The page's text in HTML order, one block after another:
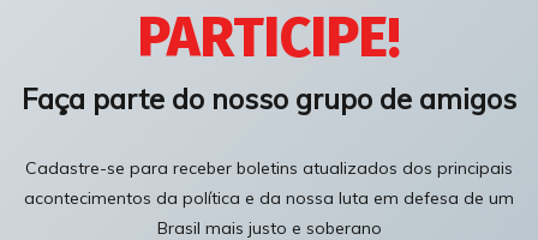
PARTICIPE!
Faça parte do nosso grupo de amigos
Cadastre-se para receber boletins atualizados dos principais
acontecimentos da política e da nossa luta em defesa de um
Brasil mais justo e soberano